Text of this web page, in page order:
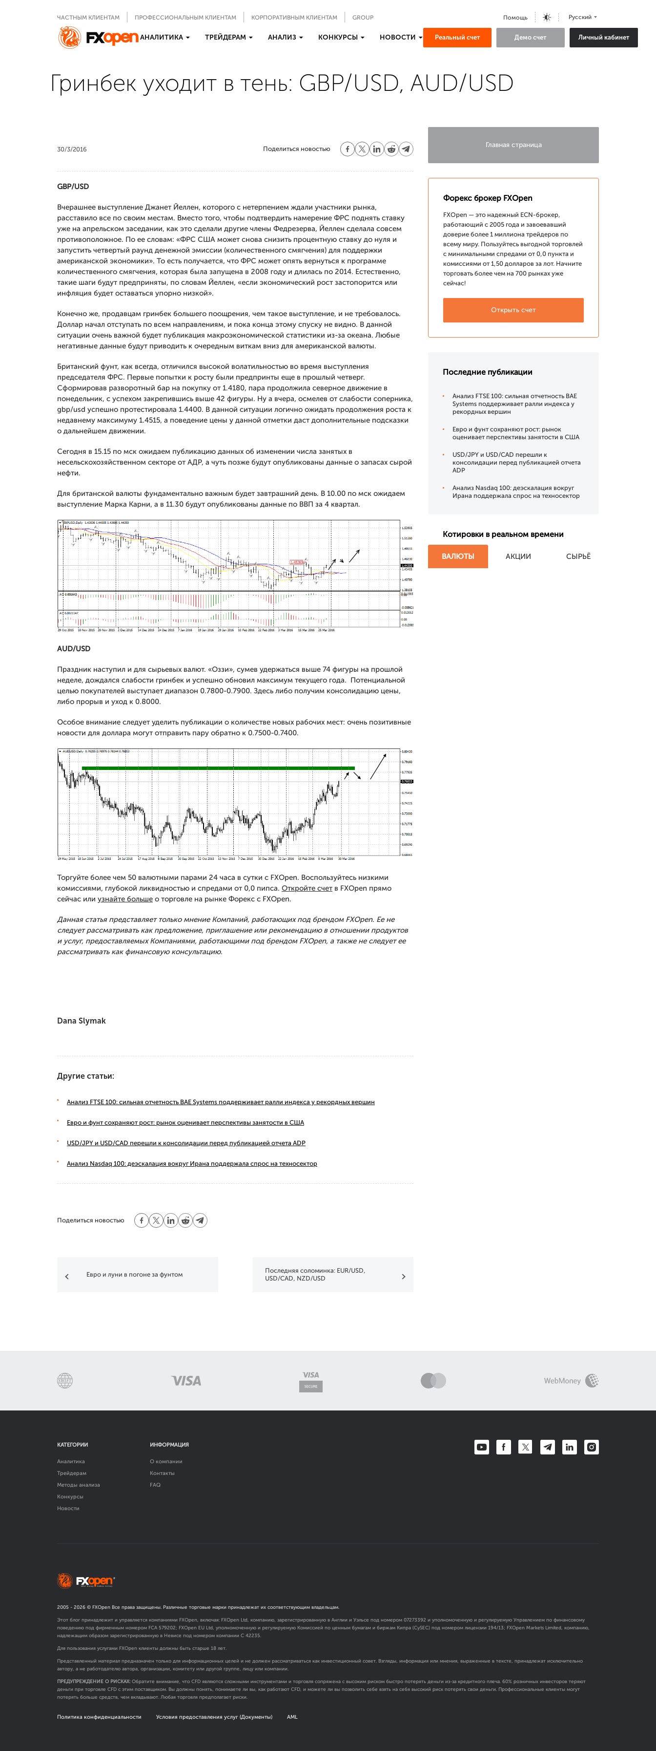
ЧАСТНЫМ КЛИЕНТАМ ПРОФЕССИОНАЛЬНЫМ КЛИЕНТАМ КОРПОРАТИВНЫМ КЛИЕНТАМ GROUP Помощь Русский
АНАЛИТИКА ТРЕЙДЕРАМ АНАЛИЗ КОНКУРСЫ НОВОСТИ Реальный счет Демо счет Личный кабинет
Гринбек уходит в тень: GBP/USD, AUD/USD
30/3/2016 Поделиться новостью
GBP/USD
Вчерашнее выступление Джанет Йеллен, которого с нетерпением ждали участники рынка,
расставило все по своим местам. Вместо того, чтобы подтвердить намерение ФРС поднять ставку
уже на апрельском заседании, как это сделали другие члены Федрезерва, Йеллен сделала совсем
противоположное. По ее словам: «ФРС США может снова снизить процентную ставку до нуля и
запустить четвертый раунд денежной эмиссии (количественного смягчения) для поддержки
американской экономики». То есть получается, что ФРС может опять вернуться к программе
количественного смягчения, которая была запущена в 2008 году и длилась по 2014. Естественно,
такие шаги будут предприняты, по словам Йеллен, «если экономический рост застопорится или
инфляция будет оставаться упорно низкой».
Конечно же, продавцам гринбек большего поощрения, чем такое выступление, и не требовалось.
Доллар начал отступать по всем направлениям, и пока конца этому спуску не видно. В данной
ситуации очень важной будет публикация макроэкономической статистики из-за океана. Любые
негативные данные будут приводить к очередным виткам вниз для американской валюты.
Британский фунт, как всегда, отличился высокой волатильностью во время выступления
председателя ФРС. Первые попытки к росту были предпринты еще в прошлый четверг.
Сформировав разворотный бар на покупку от 1.4180, пара продолжила северное движение в
понедельник, с успехом закрепившись выше 42 фигуры. Ну а вчера, осмелев от слабости соперника,
gbp/usd успешно протестировала 1.4400. В данной ситуации логично ожидать продолжения роста к
недавнему максимуму 1.4515, а поведение цены у данной отметки даст дополнительные подсказки
о дальнейшем движении.
Сегодня в 15.15 по мск ожидаем публикацию данных об изменении числа занятых в
несельскохозяйственном секторе от АДР, а чуть позже будут опубликованы данные о запасах сырой
нефти.
Для британской валюты фундаментально важным будет завтрашний день. В 10.00 по мск ожидаем
выступление Марка Карни, а в 11.30 будут опубликованы данные по ВВП за 4 квартал.
AUD/USD
Праздник наступил и для сырьевых валют. «Оззи», сумев удержаться выше 74 фигуры на прошлой
неделе, дождался слабости гринбек и успешно обновил максимум текущего года. Потенциальной
целью покупателей выступает диапазон 0.7800-0.7900. Здесь либо получим консолидацию цены,
либо прорыв и уход к 0.8000.
Особое внимание следует уделить публикации о количестве новых рабочих мест: очень позитивные
новости для доллара могут отправить пару обратно к 0.7500-0.7400.
Торгуйте более чем 50 валютными парами 24 часа в сутки с FXOpen. Воспользуйтесь низкими
комиссиями, глубокой ликвидностью и спредами от 0,0 пипса. Откройте счет в FXOpen прямо
сейчас или узнайте больше о торговле на рынке Форекс с FXOpen.
Данная статья представляет только мнение Компаний, работающих под брендом FXOpen. Ее не
следует рассматривать как предложение, приглашение или рекомендацию в отношении продуктов
и услуг, предоставляемых Компаниями, работающими под брендом FXOpen, а также не следует ее
рассматривать как финансовую консультацию.
Dana Slymak
Другие статьи:
Анализ FTSE 100: сильная отчетность BAE Systems поддерживает ралли индекса у рекордных вершин
Евро и фунт сохраняют рост: рынок оценивает перспективы занятости в США
USD/JPY и USD/CAD перешли к консолидации перед публикацией отчета ADP
Анализ Nasdaq 100: деэскалация вокруг Ирана поддержала спрос на техносектор
Поделиться новостью
Евро и луни в погоне за фунтом
Последняя соломинка: EUR/USD,
USD/CAD, NZD/USD
Главная страница
Форекс брокер FXOpen
FXOpen — это надежный ECN-брокер,
работающий с 2005 года и завоевавший
доверие более 1 миллиона трейдеров по
всему миру. Пользуйтесь выгодной торговлей
с минимальными спредами от 0,0 пункта и
комиссиями от 1,50 долларов за лот. Начните
торговать более чем на 700 рынках уже
сейчас!
Открыть счет
Последние публикации
Анализ FTSE 100: сильная отчетность BAE
Systems поддерживает ралли индекса у
рекордных вершин
Евро и фунт сохраняют рост: рынок
оценивает перспективы занятости в США
USD/JPY и USD/CAD перешли к
консолидации перед публикацией отчета
ADP
Анализ Nasdaq 100: деэскалация вокруг
Ирана поддержала спрос на техносектор
Котировки в реальном времени
ВАЛЮТЫ АКЦИИ СЫРЬЁ
КАТЕГОРИИ
Аналитика
Трейдерам
Методы анализа
Конкурсы
Новости
ИНФОРМАЦИЯ
О компании
Контакты
FAQ
2005 - 2026 © FXOpen Все права защищены. Различные торговые марки принадлежат их соответствующим владельцам.
Этот блог принадлежит и управляется компаниями FXOpen, включая: FXOpen Ltd, компанию, зарегистрированную в Англии и Уэльсе под номером 07273392 и уполномоченную и регулируемую Управлением по финансовому
поведению под фирменным номером FCA 579202; FXOpen EU Ltd, уполномоченную и регулируемую Комиссией по ценным бумагам и биржам Кипра (CySEC) под номером лицензии 194/13; FXOpen Markets Limited, компанию,
надлежащим образом зарегистрированную в Невисе под номером компании C 42235.
Для пользования услугами FXOpen клиенты должны быть старше 18 лет.
Представленный материал предназначен только для информационных целей и не должен рассматриваться как инвестиционный совет. Взгляды, информация или мнения, выраженные в тексте, принадлежат исключительно
автору, а не работодателю автора, организации, комитету или другой группе, лицу или компании.
ПРЕДУПРЕЖДЕНИЕ О РИСКАХ: Обратите внимание, что CFD являются сложными инструментами и торговля сопряжена с высоким риском быстро потерять деньги из-за кредитного плеча. 60% розничных инвесторов теряют
деньги при торговле CFD с этим поставщиком. Вы должны понять, понимаете ли вы, как работают CFD, и можете ли вы позволить себе взять на себя высокий риск потерять свои деньги. Профессиональные клиенты могут
потерять больше средств, чем вкладывают. Любая торговля предполагает риски.
Политика конфиденциальности Условия предоставления услуг (Документы) AML